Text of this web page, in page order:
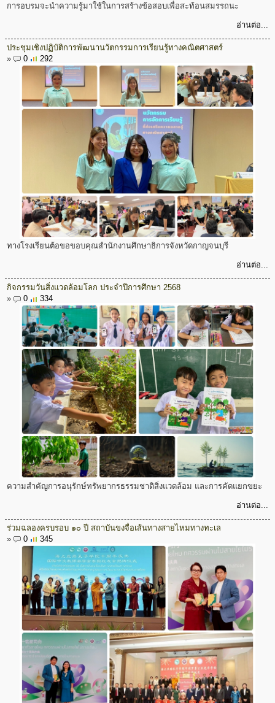
การอบรมจะนำความรู้มาใช้ในการสร้างข้อสอบเพื่อสะท้อนสมรรถนะ
อ่านต่อ...
ประชุมเชิงปฏิบัติการพัฒนานวัตกรรมการเรียนรู้ทางคณิตศาสตร์
»
0 292
ทางโรงเรียนต้อขอขอบคุณสำนักงานศึกษาธิการจังหวัดกาญจนบุรี
อ่านต่อ...
กิจกรรมวันสิ่งแวดล้อมโลก ประจำปีการศึกษา 2568
»
0 334
ความสำคัญการอนุรักษ์ทรัพยากรธรรมชาติสิ่งแวดล้อม และการคัดแยกขยะ
อ่านต่อ...
ร่วมฉลองครบรอบ ๑๐ ปี สถาบันขงจื่อเส้นทางสายไหมทางทะเล
»
0 345